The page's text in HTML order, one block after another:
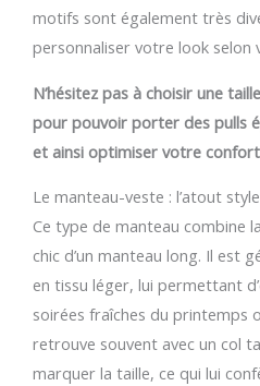
motifs sont également très
personnaliser votre look selon
N’hésitez pas à choisir une
pour pouvoir porter des pulls
et ainsi optimiser votre
Le manteau-veste : l’atout
Ce type de manteau combine
chic d’un manteau long. Il est
en tissu léger, lui permettant
soirées fraîches du printemps
retrouve souvent avec un col
marquer la taille, ce qui lui